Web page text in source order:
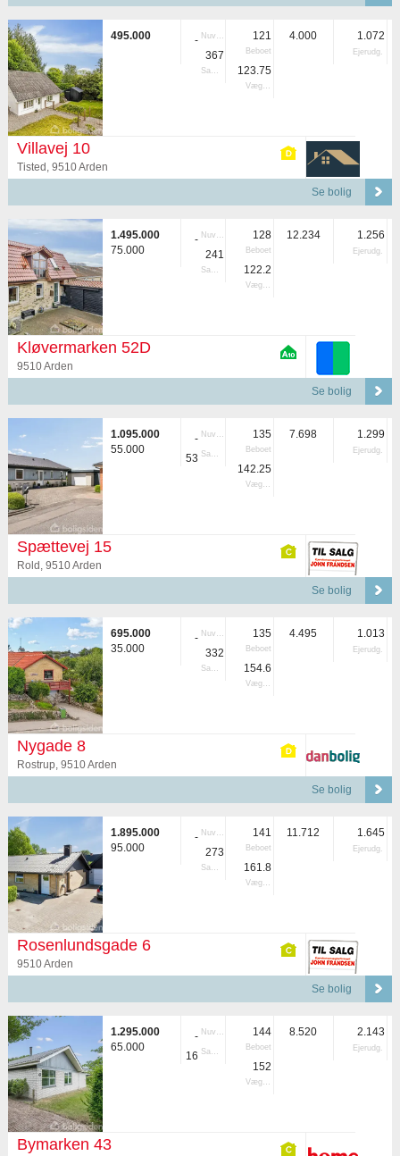
495.000 - Nuvær.
367
Samlet
121
Beboet
123.75
Vægtet
4.000 1.072
Ejerudg.
Villavej 10
Tisted, 9510 Arden
Se bolig
1.495.000
75.000
- Nuvær.
241
Samlet
128
Beboet
122.2
Vægtet
12.234 1.256
Ejerudg.
Kløvermarken 52D
9510 Arden
Se bolig
1.095.000
55.000
- Nuvær.
53 Samlet
135
Beboet
142.25
Vægtet
7.698 1.299
Ejerudg.
Spættevej 15
Rold, 9510 Arden
Se bolig
695.000
35.000
- Nuvær.
332
Samlet
135
Beboet
154.6
Vægtet
4.495 1.013
Ejerudg.
Nygade 8
Rostrup, 9510 Arden
Se bolig
1.895.000
95.000
- Nuvær.
273
Samlet
141
Beboet
161.8
Vægtet
11.712 1.645
Ejerudg.
Rosenlundsgade 6
9510 Arden
Se bolig
1.295.000
65.000
- Nuvær.
16 Samlet
144
Beboet
152
Vægtet
8.520 2.143
Ejerudg.
Bymarken 43